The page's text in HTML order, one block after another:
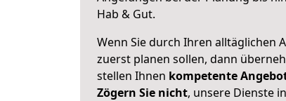
Hab & Gut.
Wenn Sie durch Ihren alltäglichen
zuerst planen sollen, dann
stellen Ihnen kompetente
Zögern Sie nicht, unsere Dienste